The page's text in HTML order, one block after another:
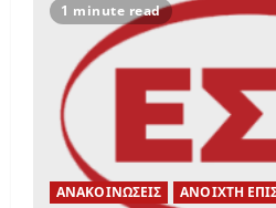
1 minute read
ΑΝΑΚΟΙΝΩΣΕΙΣ
ΑΝΟΙΧΤΗ